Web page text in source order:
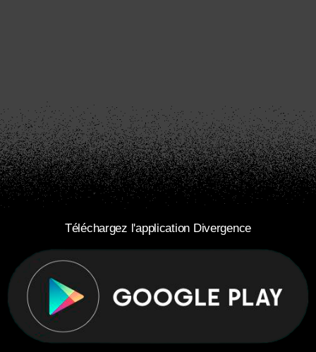
Téléchargez l'application Divergence